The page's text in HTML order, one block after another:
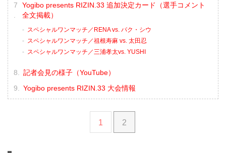
Yogibo presents RIZIN.33 追加決定カード（選手コメント
全文掲載）
スペシャルワンマッチ／RENA vs. パク・シウ
スペシャルワンマッチ／祖根寿麻 vs. 太田忍
スペシャルワンマッチ／三浦孝太vs. YUSHI
記者会見の様子（YouTube）
Yogibo presents RIZIN.33 大会情報
1 2